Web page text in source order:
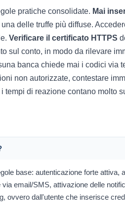
pratiche consolidate. Mai
delle truffe più diffuse.
Verificare il certificato HTTPS
sul conto, in modo da rilevare
banca chiede mai i codici via
non autorizzate, contestare
tempi di reazione contano molto
base: autenticazione forte attiva,
email/SMS, attivazione delle
ovvero dall'utente che inserisce